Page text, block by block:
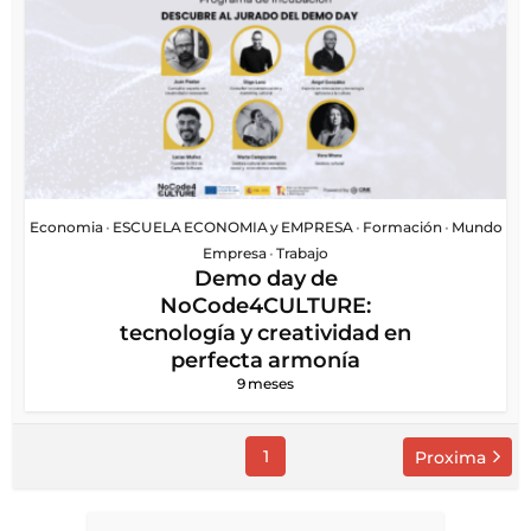
Economia • ESCUELA ECONOMIA y EMPRESA • Formación • Mundo
Empresa • Trabajo
Demo day de
NoCode4CULTURE:
tecnología y creatividad en
perfecta armonía
9 meses
1 Proxima